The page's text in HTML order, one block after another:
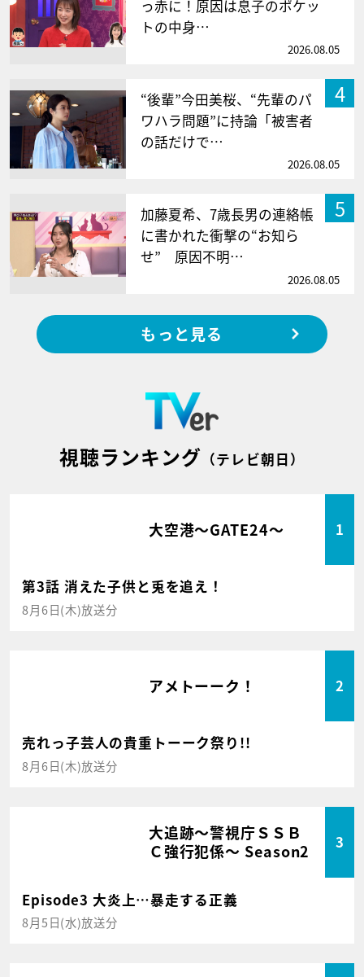
っ赤に！原因は息子のポケッ
トの中身…
2026.08.05
4
“後輩”今田美桜、“先輩のパ
ワハラ問題”に持論「被害者
の話だけで…
2026.08.05
5
加藤夏希、7歳長男の連絡帳
に書かれた衝撃の“お知ら
せ” 原因不明…
2026.08.05
もっと見る
視聴ランキング （テレビ朝日）
大空港～GATE24～ 1
第3話 消えた子供と兎を追え！
8月6日(木)放送分
アメトーーク！ 2
売れっ子芸人の貴重トーーク祭り!!
8月6日(木)放送分
大追跡～警視庁ＳＳＢ
Ｃ強行犯係～ Season2
3
Episode3 大炎上…暴走する正義
8月5日(水)放送分